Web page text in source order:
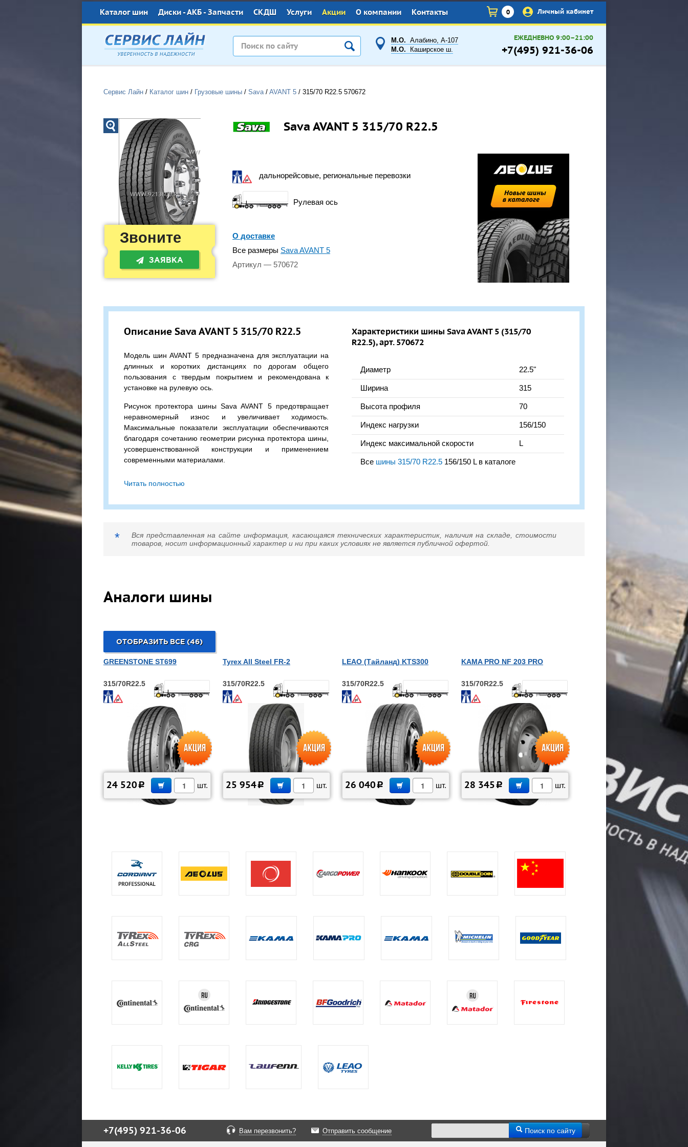
×
Каталог шин Диски - АКБ - Запчасти СКДШ Услуги Акции О компании Контакты 0 Личный кабинет
М.О. Алабино, А-107
М.О. Каширское ш.
ЕЖЕДНЕВНО 9:00–21:00
+7(495) 921-36-06
Сервис Лайн / Каталог шин / Грузовые шины / Sava/ AVANT 5 / 315/70 R22.5 570672
Звоните
ЗАЯВКА
Sava AVANT 5 315/70 R22.5
дальнорейсовые, региональные перевозки
Рулевая ось
О доставке
Все размеры Sava AVANT 5
Артикул — 570672
Описание Sava AVANT 5 315/70 R22.5
Модель шин AVANT 5 предназначена для эксплуатации на
длинных и коротких дистанциях по дорогам общего
пользования с твердым покрытием и рекомендована к
установке на рулевую ось.
Рисунок протектора шины Sava AVANT 5 предотвращает
неравномерный износ и увеличивает ходимость.
Максимальные показатели эксплуатации обеспечиваются
благодаря сочетанию геометрии рисунка протектора шины,
усовершенствованной конструкции и применением
современными материалами.
скоростью в 120 км/ч.
подходящий вариант!
Читать полностью
Характеристики шины Sava AVANT 5 (315/70
R22.5), арт. 570672
Диаметр 22.5"
Ширина 315
Высота профиля 70
Индекс нагрузки 156/150
Индекс максимальной скорости L
Все шины 315/70 R22.5 156/150 L в каталоге
*
Вся представленная на сайте информация, касающаяся технических характеристик, наличия на складе, стоимости
товаров, носит информационный характер и ни при каких условиях не является публичной офертой.
Аналоги шины
ОТОБРАЗИТЬ ВСЕ (46)
GREENSTONE ST699
315/70R22.5
В КОРЗИНУ
24 520 c шт.
Tyrex All Steel FR-2
315/70R22.5
В КОРЗИНУ
25 954c шт.
LEAO (Тайланд) KTS300
315/70R22.5
В КОРЗИНУ
26 040 c шт.
KAMA PRO NF 203 PRO
315/70R22.5
В КОРЗИНУ
28 345 c шт.
+7(495) 921-36-06 Вам перезвонить? Отправить сообщение Поиск по сайту